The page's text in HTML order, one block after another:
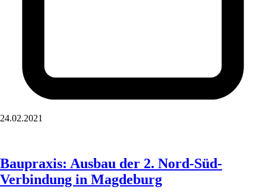
24.02.2021
Baupraxis: Ausbau der 2. Nord-Süd-
Verbindung in Magdeburg